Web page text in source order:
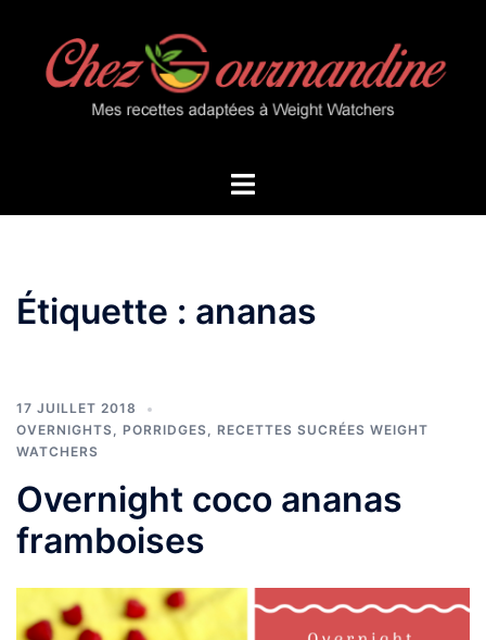
contenu
Ouvrir/fermer
Étiquette : ananas
17 JUILLET 2018
OVERNIGHTS, PORRIDGES, RECETTES SUCRÉES WEIGHT
WATCHERS
Overnight coco ananas
framboises